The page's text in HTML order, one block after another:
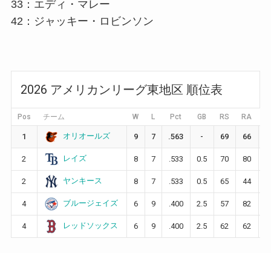
33：エディ・マレー
42：ジャッキー・ロビンソン
2026 アメリカンリーグ東地区 順位表
Pos チーム W L Pct GB RS RA
1 オリオールズ 9 7 .563 - 69 66
2 レイズ 8 7 .533 0.5 70 80
2 ヤンキース 8 7 .533 0.5 65 44
4 ブルージェイズ 6 9 .400 2.5 57 82
4 レッドソックス 6 9 .400 2.5 62 62